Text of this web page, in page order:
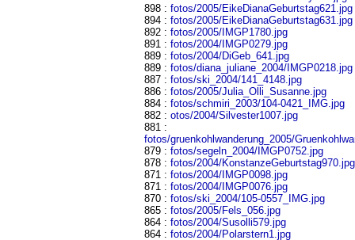
898 :fotos/2005/EikeDianaGeburtstag621.jpg
894 :fotos/2005/EikeDianaGeburtstag631.jpg
892 :fotos/2005/IMGP1780.jpg
891 :fotos/2004/IMGP0279.jpg
889 :fotos/2004/DiGeb_641.jpg
889 :fotos/diana_juliane_2004/IMGP0218.jpg
887 :fotos/ski_2004/141_4148.jpg
886 :fotos/2005/Julia_Olli_Susanne.jpg
884 :fotos/schmiri_2003/104-0421_IMG.jpg
882 :otos/2004/Silvester1007.jpg
881 :
fotos/gruenkohlwanderung_2005/
879 :fotos/segeln_2004/IMGP0752.jpg
878 :fotos/2004/KonstanzeGeburtstag970.jpg
871 :fotos/2004/IMGP0098.jpg
871 :fotos/2004/IMGP0076.jpg
870 :fotos/ski_2004/105-0557_IMG.jpg
865 :fotos/2005/Fels_056.jpg
864 :fotos/2004/Susolli579.jpg
864 :fotos/2004/Polarstern1.jpg